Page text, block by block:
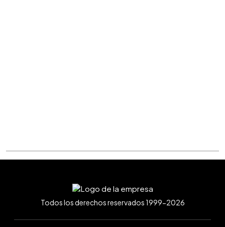
Todos los derechos reservados 1999-2026